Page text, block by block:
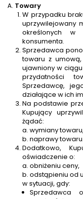
Towary
W przypadku
uprzywilejowany
określonych
konsumenta.
Sprzedawca
towaru z
ujawniony w
przydatności
Sprzedawcę,
działające w ich
Na podstawie
Kupujący
żądać:
wymiany towaru,
naprawy towaru.
Dodatkowo,
oświadczenie o:
obniżeniu ceny,
odstąpieniu od
w sytuacji, gdy:
Sprzedawca